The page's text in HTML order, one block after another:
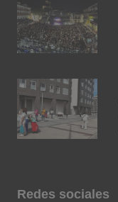
Redes sociales